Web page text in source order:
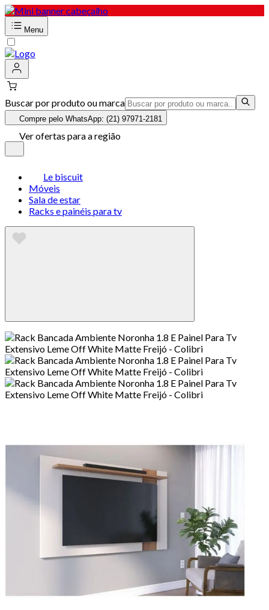
Menu
Buscar por produto ou marca
Compre pelo WhatsApp: (21) 97971-2181
Ver ofertas para a região
Le biscuit
Móveis
Sala de estar
Racks e painéis para tv